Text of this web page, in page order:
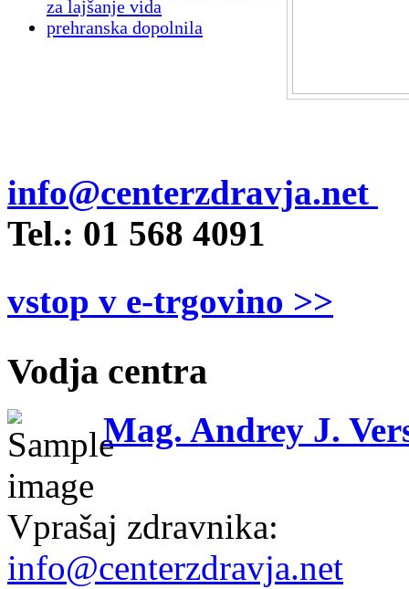
za lajšanje vida
prehranska dopolnila
info@centerzdravja.net
Tel.: 01 568 4091
vstop v e-trgovino >>
Vodja centra
Mag. Andrey J.
Vprašaj zdravnika:
info@centerzdravja.net